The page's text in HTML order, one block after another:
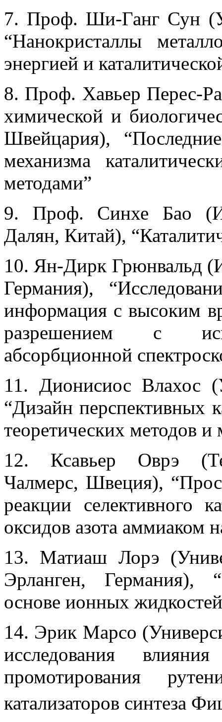
7. Проф. Ши-Ганг Сун
“Нанокристаллы
энергией и
8. Проф. Хавьер Перес-
химической и
Швейцария),
механизма
методами”
9. Проф. Синхе Бао
Далян, Китай),
10. Ян-Дирк Грюнвальд
Германия),
информация с высоким
разрешением с
абсорбционной
11. Дионисиос Влахос
“Дизайн перспективных
теоретических методов и
12. Ксавьер Оврэ
Чалмерс, Швеция),
реакции селективного
оксидов азота аммиаком
13. Матиаш Лорэ
Эрланген, Германия),
основе ионных
14. Эрик Марсо
исследования
промотирования
катализаторов синтеза